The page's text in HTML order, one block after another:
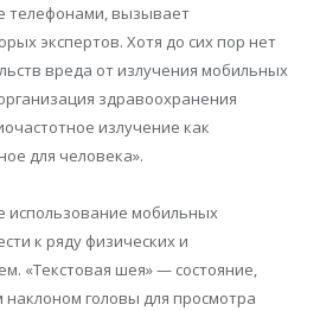
телефонами, вызывает
экспертов. Хотя до сих пор нет
вреда от излучения мобильных
здравоохранения
излучение как
для человека».
использование мобильных
к ряду физических и
«Текстовая шея» — состояние,
головы для просмотра